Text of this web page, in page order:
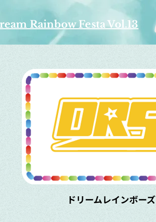
Rainbow Festa Vol.13
​ドリームレインボーズ